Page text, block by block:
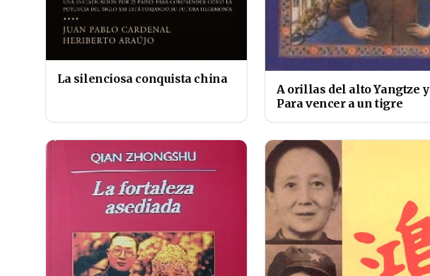
La silenciosa conquista china
A orillas del alto Yangtze y
Para vencer a un tigre